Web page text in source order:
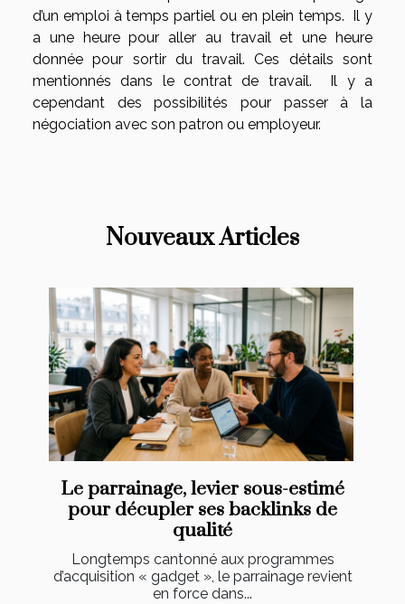
d’un emploi à temps partiel ou en plein temps. Il y
a une heure pour aller au travail et une heure
donnée pour sortir du travail. Ces détails sont
mentionnés dans le contrat de travail. Il y a
cependant des possibilités pour passer à la
négociation avec son patron ou employeur.
Nouveaux Articles
Le parrainage, levier sous-estimé
pour décupler ses backlinks de
qualité
Longtemps cantonné aux programmes
d’acquisition « gadget », le parrainage revient
en force dans...